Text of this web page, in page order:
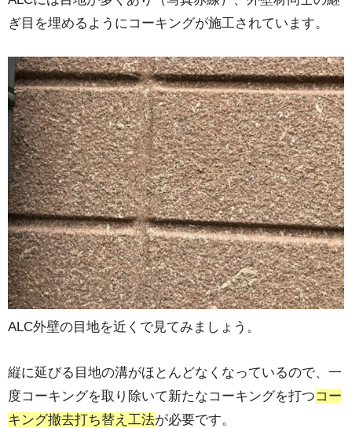
ぎ目を埋めるようにコーキングが施工されています。
ALC外壁の目地を近くで見てみましょう。
縦に延びる目地の溝がほとんどなくなっているので、一
度コーキングを取り除いて新たなコーキングを打つコー
キング撤去打ち替え工法が必要です。